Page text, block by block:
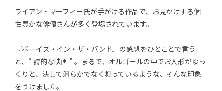
ライアン・マーフィー氏が手がける作品で、お見かけする個
性豊かな俳優さんが多く登場されています。
『ボーイズ・イン・ザ・バンド』の感想をひとことで言う
と、“ 詩的な映画 ” 。まるで、オルゴールの中でお人形がゆっ
くりと、決して滑らかでなく舞っているような、そんな印象
をうけました。